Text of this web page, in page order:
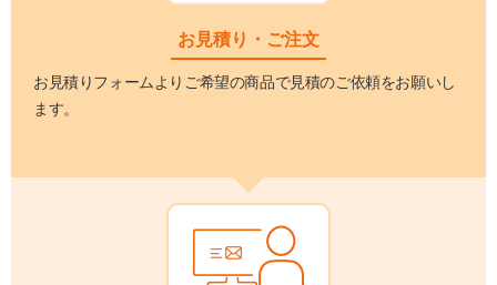
お見積り・ご注文
お見積りフォームよりご希望の商品で見積のご依頼をお願いし
ます。